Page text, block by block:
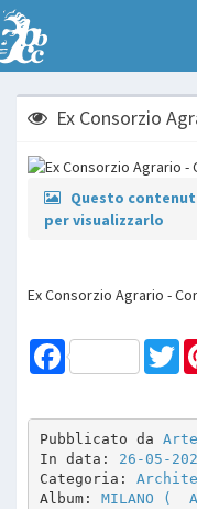
Ex Consorzio
Questo
per visualizzarlo
Ex Consorzio Agrario -
Facebook
Pubblicato da
In data: 26-05-
Categoria:
Album: MILANO (